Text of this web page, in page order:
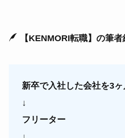
【KENMORI転職】の筆
新卒で入社した会社を3
↓
フリーター